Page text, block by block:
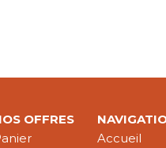
OFFRES
Accueil